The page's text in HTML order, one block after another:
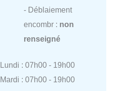
- Déblaiement
encombr : non
renseigné
Lundi : 07h00 - 19h00
Mardi : 07h00 - 19h00